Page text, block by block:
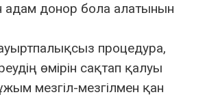
адам донор бола алатынын
процедура,
өмірін сақтап қалуы
мезгіл-мезгілмен қан